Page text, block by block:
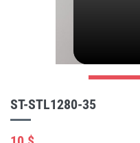
ST-STL1280-35